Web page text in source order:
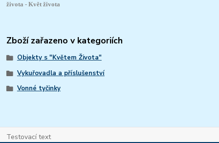
života - Květ života
Zboží zařazeno v kategoriích
Objekty s "Květem Života"
Vykuřovadla a příslušenství
Vonné tyčinky
Testovací text